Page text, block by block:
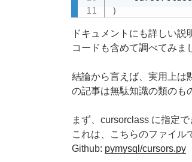
)
ドキュメントにも詳しい
コードも含めて調べてみま
結論から言えば、実用上は
の記事は無駄知識の類のも
まず、cursorclass に指定
これは、こちらのファイル
Github: pymysql/cursors.py